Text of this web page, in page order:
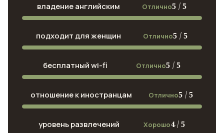
владение английским Отлично5 / 5
подходит для женщин Отлично5 / 5
бесплатный wi-fi Отлично5 / 5
отношение к иностранцам Отлично5 / 5
уровень развлечений Хорошо4 / 5